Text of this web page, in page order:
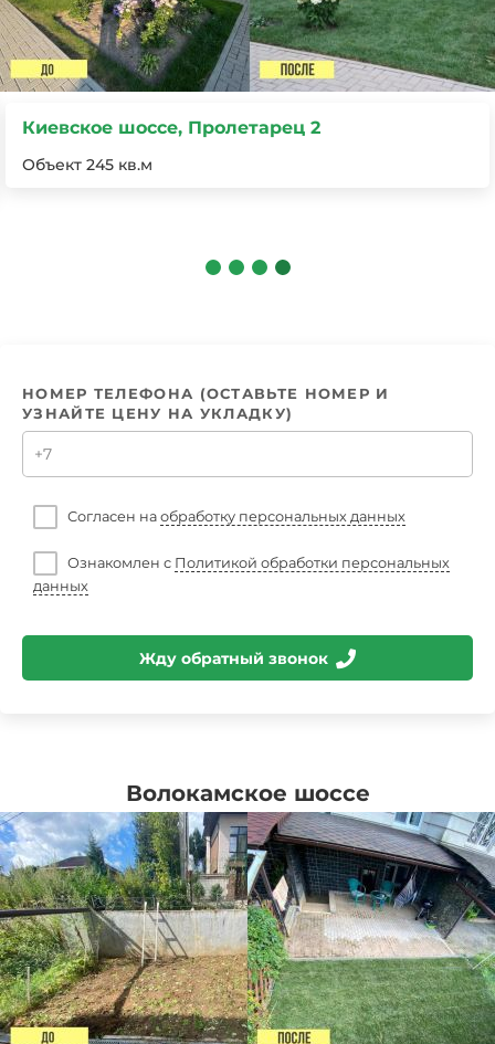
уложен рулонный газон из 100% мятлика
НОМЕР ТЕЛЕФОНА (ОСТАВЬТЕ НОМЕР И
УЗНАЙТЕ ЦЕНУ НА УКЛАДКУ)
Согласен на обработку персональных данных
Ознакомлен с Политикой обработки персональных
данных
Жду обратный звонок
Волокамское шоссе